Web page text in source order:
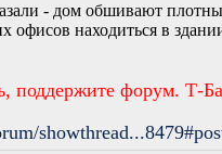
- дом обшивают
находиться в
поддержите форум. Т-